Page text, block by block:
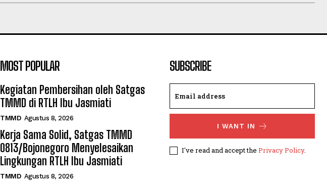
MOST POPULAR
Kegiatan Pembersihan oleh Satgas
TMMD di RTLH Ibu Jasmiati
TMMD Agustus 8, 2026
Kerja Sama Solid, Satgas TMMD
0813/Bojonegoro Menyelesaikan
Lingkungan RTLH Ibu Jasmiati
TMMD Agustus 8, 2026
SUBSCRIBE
I WANT IN
I've read and accept the Privacy Policy.